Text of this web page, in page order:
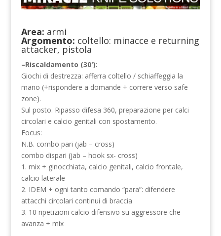
Area: armi
Argomento: coltello: minacce e returning
attacker, pistola
–Riscaldamento (30′):
Giochi di destrezza: afferra coltello / schiaffeggia la
mano (+rispondere a domande + correre verso safe
zone).
Sul posto. Ripasso difesa 360, preparazione per calci
circolari e calcio genitali con spostamento.
Focus:
N.B. combo pari (jab – cross)
combo dispari (jab – hook sx- cross)
1. mix + ginocchiata, calcio genitali, calcio frontale,
calcio laterale
2. IDEM + ogni tanto comando “para”: difendere
attacchi circolari continui di braccia
3. 10 ripetizioni calcio difensivo su aggressore che
avanza + mix